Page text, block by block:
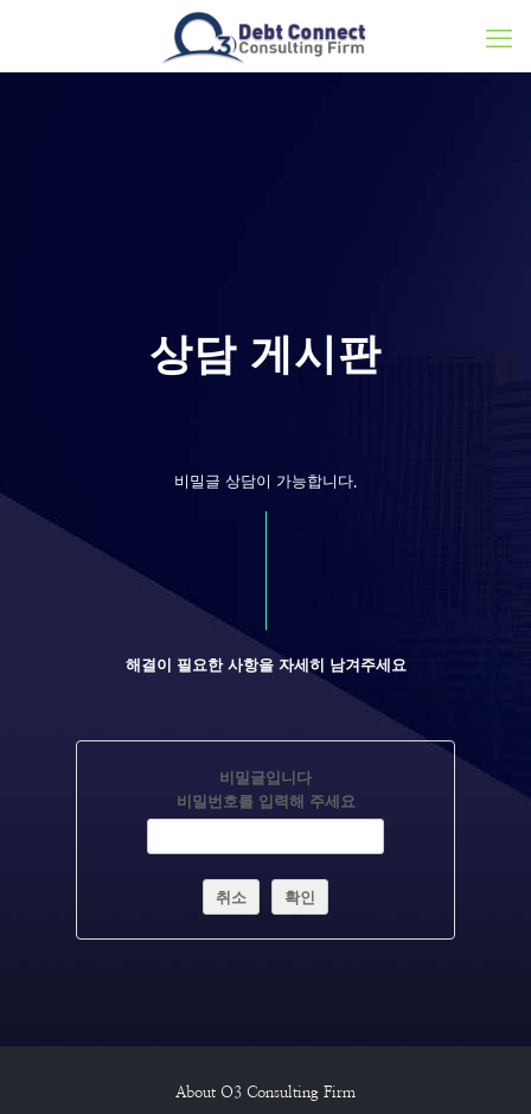
상담 게시판
비밀글 상담이 가능합니다.
해결이 필요한 사항을 자세히 남겨주세요
비밀글입니다
비밀번호를 입력해 주세요
취소 확인
About O3 Consulting Firm